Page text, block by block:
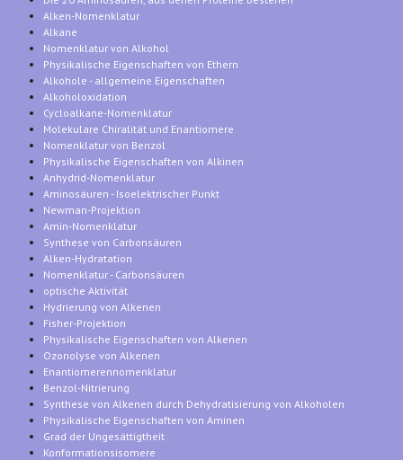
Alken-Nomenklatur
Alkane
Nomenklatur von Alkohol
Physikalische Eigenschaften von Ethern
Alkohole - allgemeine Eigenschaften
Alkoholoxidation
Cycloalkane-Nomenklatur
Molekulare Chiralität und Enantiomere
Nomenklatur von Benzol
Physikalische Eigenschaften von Alkinen
Anhydrid-Nomenklatur
Aminosäuren - Isoelektrischer Punkt
Newman-Projektion
Amin-Nomenklatur
Synthese von Carbonsäuren
Alken-Hydratation
Nomenklatur - Carbonsäuren
optische Aktivität
Hydrierung von Alkenen
Fisher-Projektion
Physikalische Eigenschaften von Alkenen
Ozonolyse von Alkenen
Enantiomerennomenklatur
Benzol-Nitrierung
Synthese von Alkenen durch Dehydratisierung von Alkoholen
Physikalische Eigenschaften von Aminen
Grad der Ungesättigtheit
Konformationsisomere